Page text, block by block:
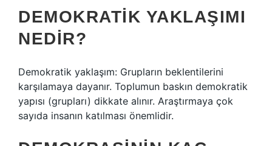
DEMOKRATIK YAKLAŞIMI
NEDIR?
Demokratik yaklaşım: Grupların beklentilerini
karşılamaya dayanır. Toplumun baskın demokratik
yapısı (grupları) dikkate alınır. Araştırmaya çok
sayıda insanın katılması önemlidir.